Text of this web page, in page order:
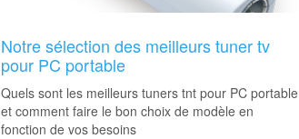
Notre sélection des meilleurs tuner tv
pour PC portable
Quels sont les meilleurs tuners tnt pour PC portable
et comment faire le bon choix de modèle en
fonction de vos besoins